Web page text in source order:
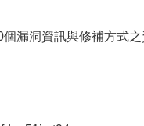
漏洞資訊與修補方式之